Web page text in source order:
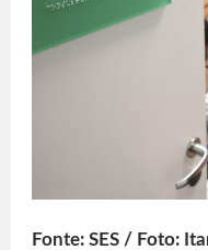
Fonte: SES / Foto: